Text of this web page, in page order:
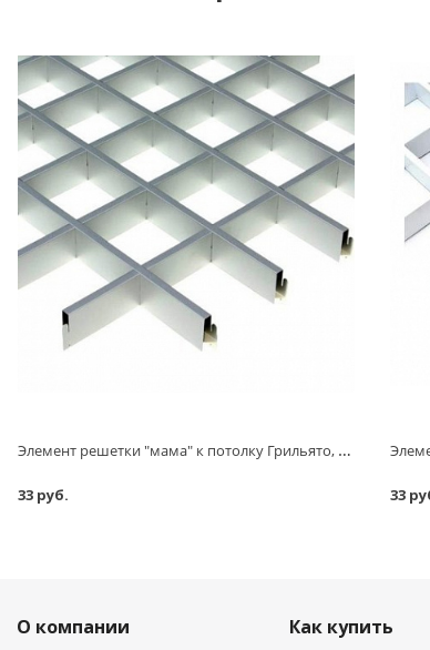
Элемент решетки "мама" к потолку Грильято, алюминий/металлик серебристый, L=600 мм, h=40 мм, 100х100 мм, 0,32 мм
33 руб. 33
О компании Как купить